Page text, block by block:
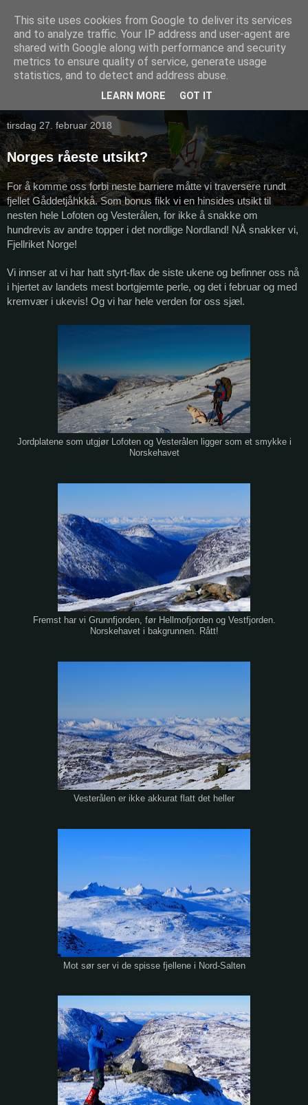
tirsdag 27. februar 2018
Norges råeste utsikt?
For å komme oss forbi neste barriere måtte vi traversere rundt
fjellet Gåddetjåhkkå. Som bonus fikk vi en hinsides utsikt til
nesten hele Lofoten og Vesterålen, for ikke å snakke om
hundrevis av andre topper i det nordlige Nordland! NÅ snakker vi,
Fjellriket Norge!
Vi innser at vi har hatt styrt-flax de siste ukene og befinner oss nå
i hjertet av landets mest bortgjemte perle, og det i februar og med
kremvær i ukevis! Og vi har hele verden for oss sjæl.
Jordplatene som utgjør Lofoten og Vesterålen ligger som et smykke i
Norskehavet
Fremst har vi Grunnfjorden, før Hellmofjorden og Vestfjorden.
Norskehavet i bakgrunnen. Rått!
Vesterålen er ikke akkurat flatt det heller
Mot sør ser vi de spisse fjellene i Nord-Salten
This site uses cookies from Google to deliver its services
and to analyze traffic. Your IP address and user-agent are
shared with Google along with performance and security
metrics to ensure quality of service, generate usage
statistics, and to detect and address abuse.
LEARN MORE GOT IT